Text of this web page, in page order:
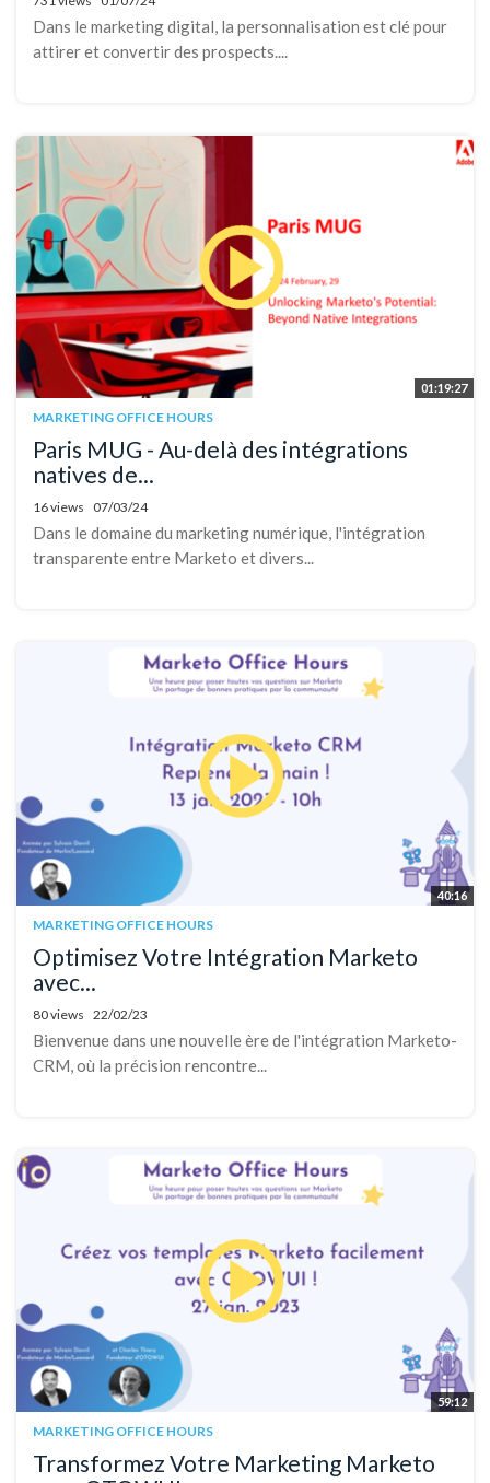
Dans le marketing digital, la personnalisation est clé pour
attirer et convertir des prospects....
01:19:27
MARKETING OFFICE HOURS
Paris MUG - Au-delà des intégrations
natives de...
16 views 07/03/24
Dans le domaine du marketing numérique, l'intégration
transparente entre Marketo et divers...
40:16
MARKETING OFFICE HOURS
Optimisez Votre Intégration Marketo
avec...
80 views 22/02/23
Bienvenue dans une nouvelle ère de l'intégration Marketo-
CRM, où la précision rencontre...
59:12
MARKETING OFFICE HOURS
Transformez Votre Marketing Marketo